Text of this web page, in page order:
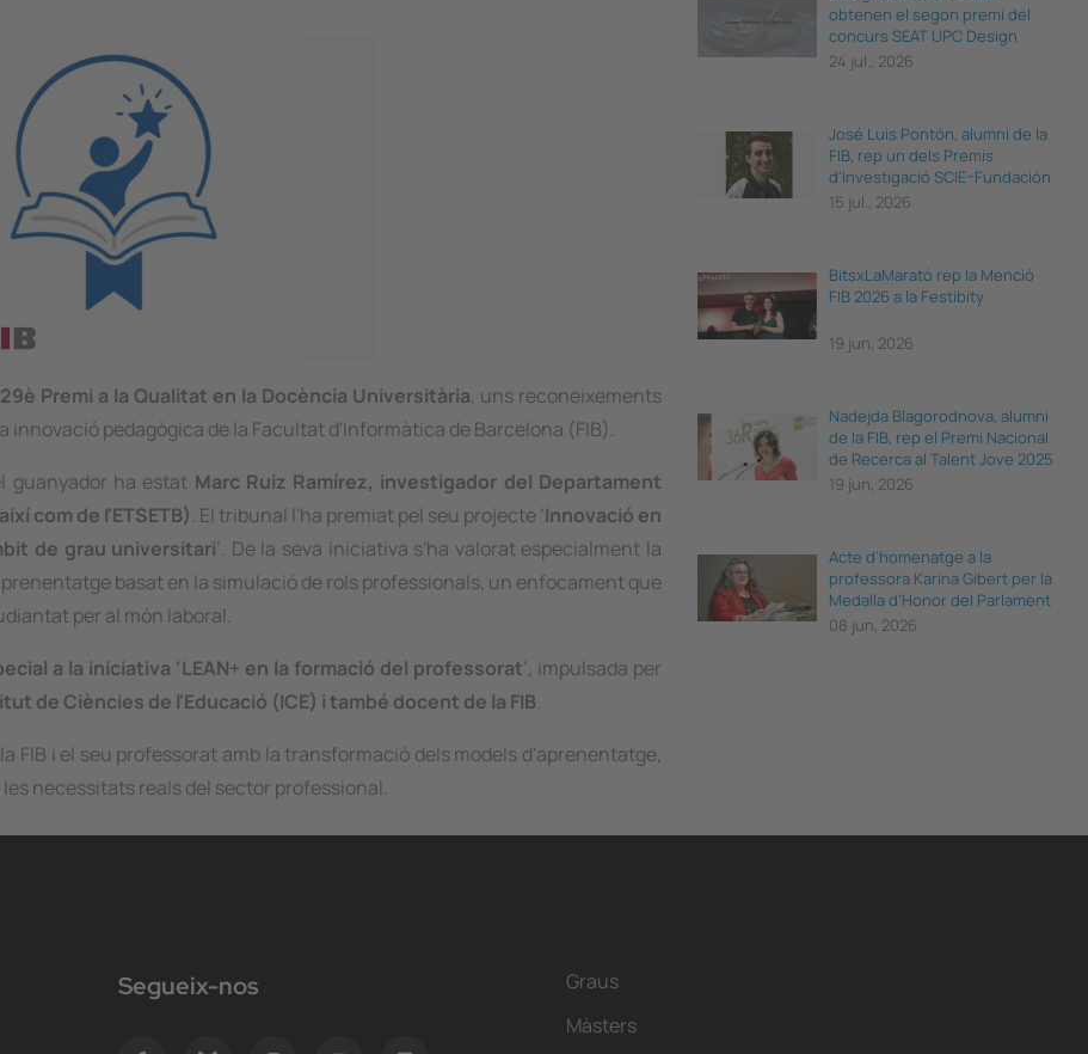
29è Premi a la Qualitat en la Docència Universitària, uns reconeixements
pedagògica de la Facultat d'Informàtica de Barcelona (FIB).
guanyador ha estat Marc Ruiz Ramírez, investigador del Departament
com de l'ETSETB). El tribunal l'ha premiat pel seu projecte ‘Innovació en
de grau universitari’. De la seva iniciativa s'ha valorat especialment la
basat en la simulació de rols professionals, un enfocament que
per al món laboral.
a la iniciativa ‘LEAN+ en la formació del professorat’, impulsada per
de Ciències de l'Educació (ICE) i també docent de la FIB.
FIB i el seu professorat amb la transformació dels models d'aprenentatge,
necessitats reals del sector professional.
obtenen el segon premi del
concurs SEAT UPC Design
Thinking
24 jul., 2026
José Luis Pontón, alumni de la
FIB, rep un dels Premis
d'Investigació SCIE–Fundación
BBVA 2026
15 jul., 2026
BitsxLaMarató rep la Menció
FIB 2026 a la Festibity
19 jun, 2026
Nadejda Blagorodnova, alumni
de la FIB, rep el Premi Nacional
de Recerca al Talent Jove 2025
19 jun, 2026
Acte d’homenatge a la
professora Karina Gibert per la
Medalla d’Honor del Parlament
de Catalunya
08 jun, 2026
Segueix-nos
Graus
Màsters